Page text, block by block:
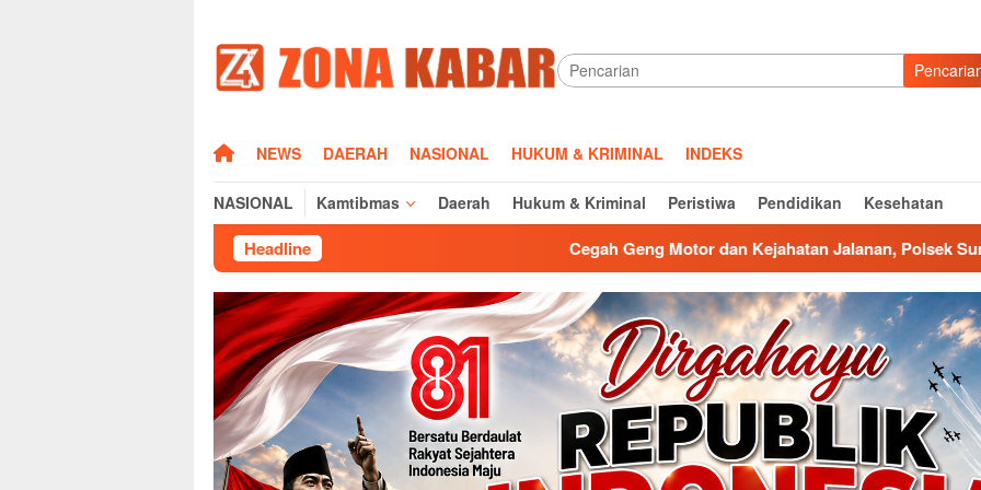
konten
HOMENEWS DAERAH NASIONAL HUKUM & KRIMINAL INDEKS
NASIONAL Kamtibmas Daerah Hukum & Kriminal Peristiwa Pendidikan Kesehatan
Headline Cegah Geng Motor dan Kejahatan Jalanan, Polsek Sumberjaya Gelar KRYD